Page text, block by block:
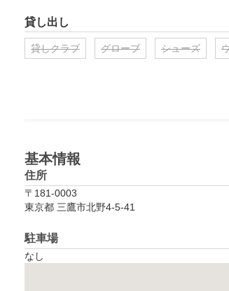
貸し出し
貸しクラブ グローブ シューズ
基本情報
住所
〒181-0003
東京都 三鷹市北野4-5-41
駐車場
なし